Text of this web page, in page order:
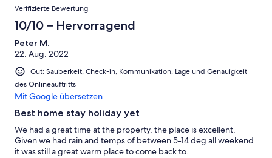
Verifizierte Bewertung
10/10 – Hervorragend
Peter M.
22. Aug. 2022
Gut: Sauberkeit, Check-in, Kommunikation, Lage und Genauigkeit
des Onlineauftritts
Mit Google übersetzen
Best home stay holiday yet
We had a great time at the property, the place is excellent.
Given we had rain and temps of between 5-14 deg all weekend
it was still a great warm place to come back to.